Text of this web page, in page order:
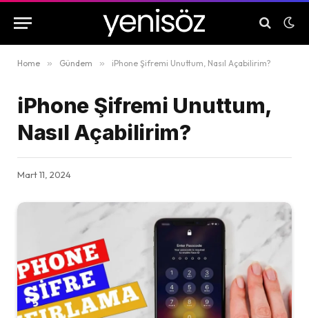
Home » Gündem » iPhone Şifremi Unuttum, Nasıl Açabilirim?
iPhone Şifremi Unuttum,
Nasıl Açabilirim?
Mart 11, 2024